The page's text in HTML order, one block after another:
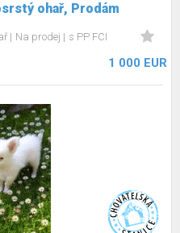
ohař, Prodám
Na prodej s PP FCI
1 000 EUR